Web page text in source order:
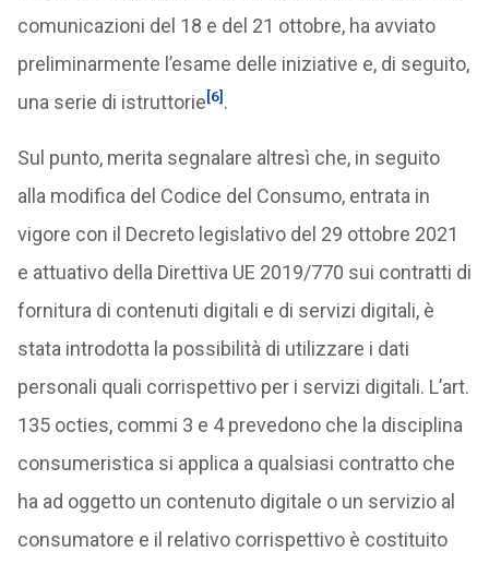
comunicazioni del 18 e del 21 ottobre, ha avviato
preliminarmente l’esame delle iniziative e, di seguito,
una serie di istruttorie[6] .
Sul punto, merita segnalare altresì che, in seguito
alla modifica del Codice del Consumo, entrata in
vigore con il Decreto legislativo del 29 ottobre 2021
e attuativo della Direttiva UE 2019/770 sui contratti di
fornitura di contenuti digitali e di servizi digitali, è
stata introdotta la possibilità di utilizzare i dati
personali quali corrispettivo per i servizi digitali. L’art.
135 octies, commi 3 e 4 prevedono che la disciplina
consumeristica si applica a qualsiasi contratto che
ha ad oggetto un contenuto digitale o un servizio al
consumatore e il relativo corrispettivo è costituito